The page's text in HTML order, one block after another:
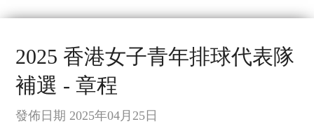
2025 香港女子青年排球代表隊
補選 - 章程
發佈日期 2025年04月25日